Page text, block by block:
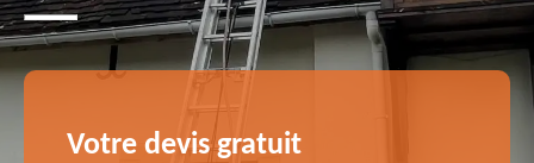
Votre devis gratuit